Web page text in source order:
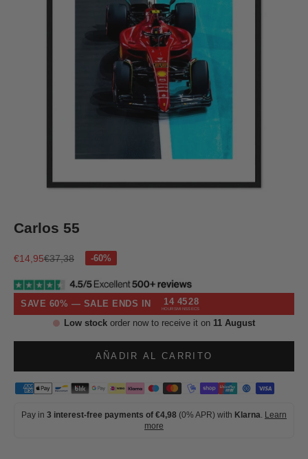
Carlos 55
Precio de oferta
€14,95Precio normal
€37,38
SAVE 60% — SALE ENDS IN 14
HOURS
45
MINS
27
SECS
Low stock order now to receive it on 11 August
AÑADIR AL CARRITO
Pay in 3 interest-free payments of €4,98 (0% APR) with Klarna. Learn
more